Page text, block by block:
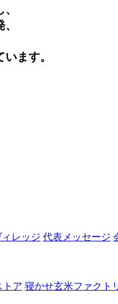
ます。
レッジ 代表メッセージ
トア 寝かせ玄米ファクト